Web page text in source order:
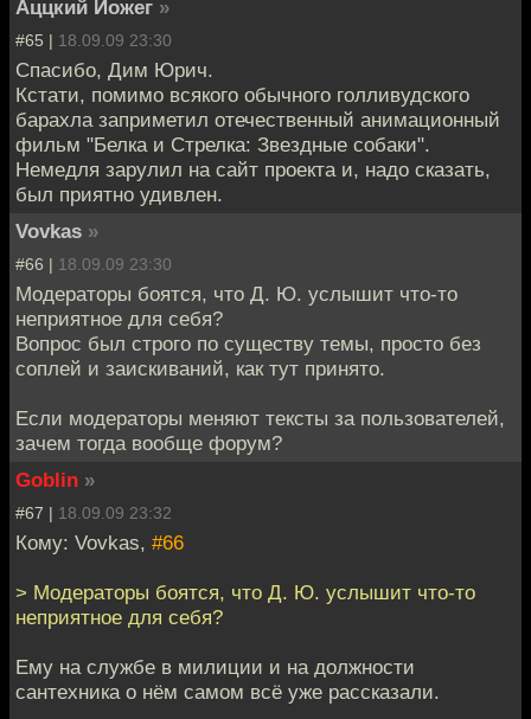
Аццкий Йожег »
#65 | 18.09.09 23:30
Спасибо, Дим Юрич.
Кстати, помимо всякого обычного голливудского
барахла заприметил отечественный анимационный
фильм "Белка и Стрелка: Звездные собаки".
Немедля зарулил на сайт проекта и, надо сказать,
был приятно удивлен.
Vovkas »
#66 | 18.09.09 23:30
Модераторы боятся, что Д. Ю. услышит что-то
неприятное для себя?
Вопрос был строго по существу темы, просто без
соплей и заискиваний, как тут принято.
Если модераторы меняют тексты за пользователей,
зачем тогда вообще форум?
Goblin »
#67 | 18.09.09 23:32
Кому: Vovkas, #66
> Модераторы боятся, что Д. Ю. услышит что-то
неприятное для себя?
Ему на службе в милиции и на должности
сантехника о нём самом всё уже рассказали.